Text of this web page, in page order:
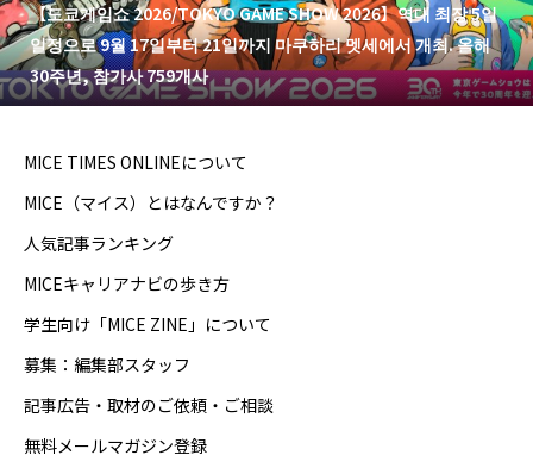
【도쿄게임쇼 2026/TOKYO GAME SHOW 2026】역대 최장 5일
일정으로 9월 17일부터 21일까지 마쿠하리 멧세에서 개최. 올해
30주년, 참가사 759개사
MICE TIMES ONLINEについて
MICE（マイス）とはなんですか？
人気記事ランキング
MICEキャリアナビの歩き方
学生向け「MICE ZINE」について
募集：編集部スタッフ
記事広告・取材のご依頼・ご相談
無料メールマガジン登録